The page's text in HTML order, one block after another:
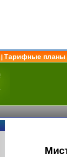
Тарифные планы